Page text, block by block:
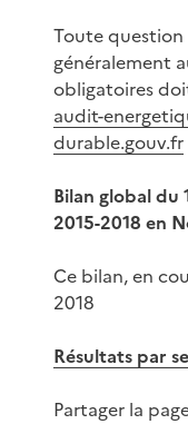
Toute
généralement
obligatoires
audit-
durable.gouv.fr
Bilan global du
2015-2018 en
Ce bilan, en
2018
Résultats par
Partager la